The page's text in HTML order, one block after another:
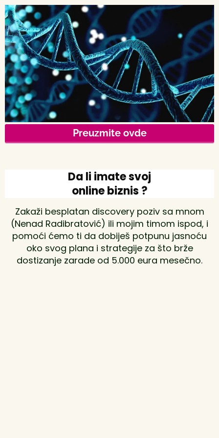
Preuzmite ovde
Da li imate svoj
online biznis ?
Zakaži besplatan discovery poziv sa mnom
(Nenad Radibratović) ili mojim timom ispod, i
pomoći ćemo ti da dobiješ potpunu jasnoću
oko svog plana i strategije za što brže
dostizanje zarade od 5.000 eura mesečno.